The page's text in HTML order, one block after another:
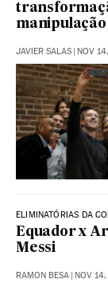
manipulação
JAVIER SALAS | NOV
ELIMINATÓRIAS DA
Equador x
Messi
RAMON BESA | NOV